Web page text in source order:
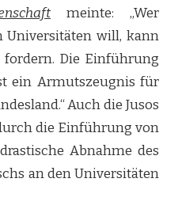
meinte: „Wer
Universitäten will, kann
Die Einführung
ein Armutszeugnis für
Auch die Jusos
die Einführung von
Abnahme des
an den Universitäten